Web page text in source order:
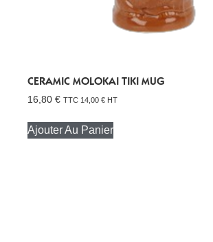
CERAMIC MOLOKAI TIKI MUG
16,80 € TTC 14,00 € HT
Ajouter Au Panier